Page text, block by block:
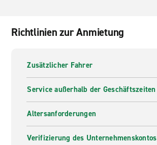
Richtlinien zur Anmietung
Zusätzlicher Fahrer
Service außerhalb der Geschäftszeiten
Altersanforderungen
Verifizierung des Unternehmenskontos